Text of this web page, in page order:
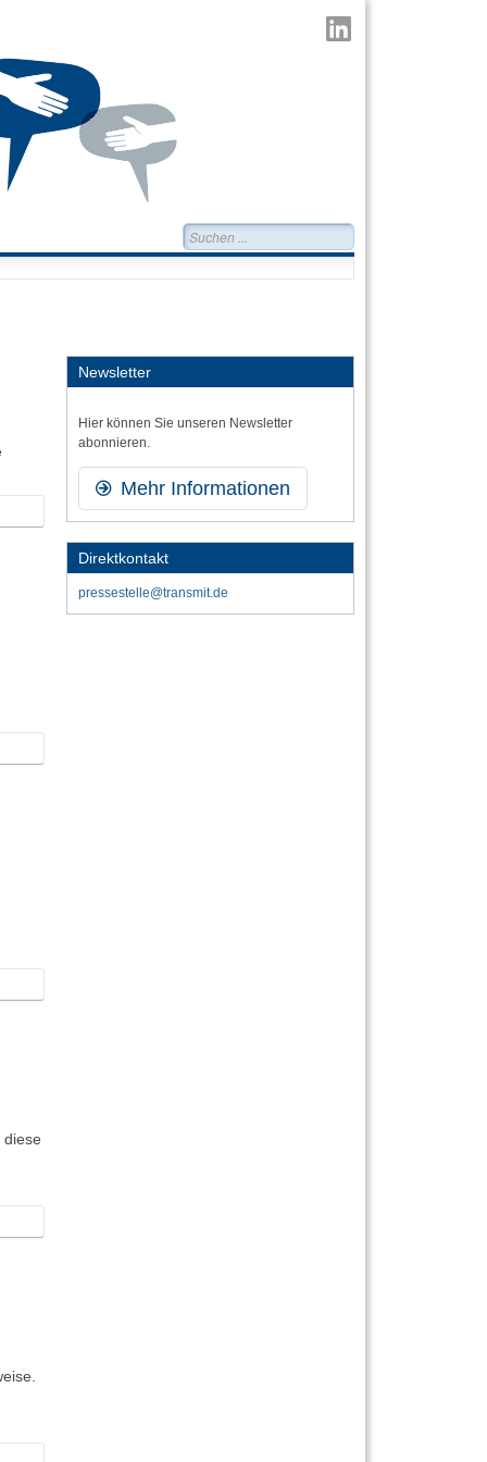
Suchen...
Newsletter
Hier können Sie unseren Newsletter
abonnieren.
Mehr Informationen
Direktkontakt
pressestelle@transmit.de
diese